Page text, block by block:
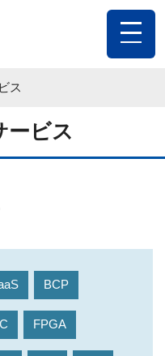
toggle
ス
ービス
BCP
FPGA